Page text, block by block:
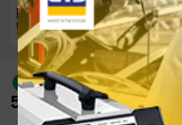
risolto
[ford fiesta
50Kw Diesel] perde